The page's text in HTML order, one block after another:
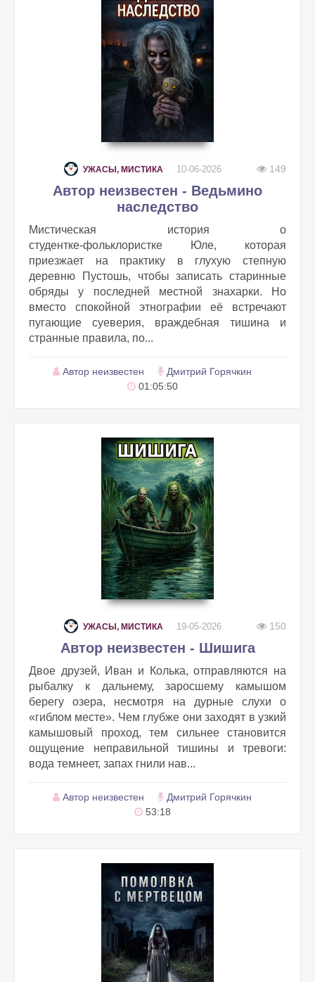
УЖАСЫ, МИСТИКА 10-06-2026 149
Автор неизвестен - Ведьмино
наследство
Мистическая история о
студентке‑фольклористке Юле, которая
приезжает на практику в глухую степную
деревню Пустошь, чтобы записать старинные
обряды у последней местной знахарки. Но
вместо спокойной этнографии её встречают
пугающие суеверия, враждебная тишина и
странные правила, по...
Автор неизвестен
Дмитрий Горячкин
01:05:50
УЖАСЫ, МИСТИКА 19-05-2026 150
Автор неизвестен - Шишига
Двое друзей, Иван и Колька, отправляются на
рыбалку к дальнему, заросшему камышом
берегу озера, несмотря на дурные слухи о
«гиблом месте». Чем глубже они заходят в узкий
камышовый проход, тем сильнее становится
ощущение неправильной тишины и тревоги:
вода темнеет, запах гнили нав...
Автор неизвестен
Дмитрий Горячкин
53:18